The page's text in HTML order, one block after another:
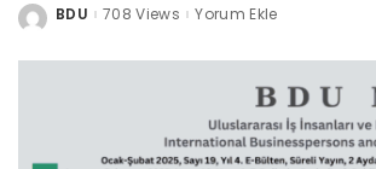
Posted
BDU 708 Views Yorum Ekle